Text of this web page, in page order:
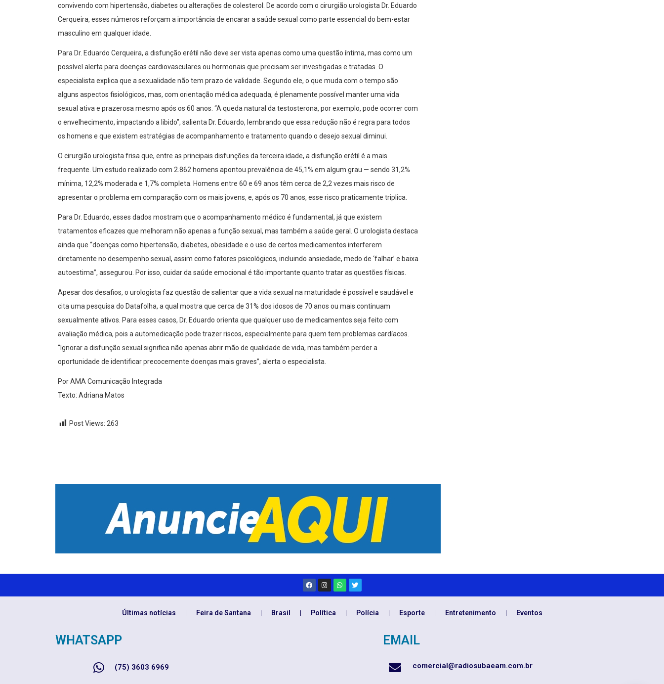
convivendo com hipertensão, diabetes ou alterações de colesterol. De acordo com o cirurgião urologista Dr. Eduardo
Cerqueira, esses números reforçam a importância de encarar a saúde sexual como parte essencial do bem-estar
masculino em qualquer idade.
Para Dr. Eduardo Cerqueira, a disfunção erétil não deve ser vista apenas como uma questão íntima, mas como um
possível alerta para doenças cardiovasculares ou hormonais que precisam ser investigadas e tratadas. O
especialista explica que a sexualidade não tem prazo de validade. Segundo ele, o que muda com o tempo são
alguns aspectos fisiológicos, mas, com orientação médica adequada, é plenamente possível manter uma vida
sexual ativa e prazerosa mesmo após os 60 anos. “A queda natural da testosterona, por exemplo, pode ocorrer com
o envelhecimento, impactando a libido”, salienta Dr. Eduardo, lembrando que essa redução não é regra para todos
os homens e que existem estratégias de acompanhamento e tratamento quando o desejo sexual diminui.
O cirurgião urologista frisa que, entre as principais disfunções da terceira idade, a disfunção erétil é a mais
frequente. Um estudo realizado com 2.862 homens apontou prevalência de 45,1% em algum grau — sendo 31,2%
mínima, 12,2% moderada e 1,7% completa. Homens entre 60 e 69 anos têm cerca de 2,2 vezes mais risco de
apresentar o problema em comparação com os mais jovens, e, após os 70 anos, esse risco praticamente triplica.
Para Dr. Eduardo, esses dados mostram que o acompanhamento médico é fundamental, já que existem
tratamentos eficazes que melhoram não apenas a função sexual, mas também a saúde geral. O urologista destaca
ainda que “doenças como hipertensão, diabetes, obesidade e o uso de certos medicamentos interferem
diretamente no desempenho sexual, assim como fatores psicológicos, incluindo ansiedade, medo de ‘falhar’ e baixa
autoestima”, assegurou. Por isso, cuidar da saúde emocional é tão importante quanto tratar as questões físicas.
Apesar dos desafios, o urologista faz questão de salientar que a vida sexual na maturidade é possível e saudável e
cita uma pesquisa do Datafolha, a qual mostra que cerca de 31% dos idosos de 70 anos ou mais continuam
sexualmente ativos. Para esses casos, Dr. Eduardo orienta que qualquer uso de medicamentos seja feito com
avaliação médica, pois a automedicação pode trazer riscos, especialmente para quem tem problemas cardíacos.
“Ignorar a disfunção sexual significa não apenas abrir mão de qualidade de vida, mas também perder a
oportunidade de identificar precocemente doenças mais graves”, alerta o especialista.
Por AMA Comunicação Integrada
Texto: Adriana Matos
Post Views: 263
Últimas notícias Feira de Santana Brasil Política Polícia Esporte Entretenimento Eventos
WHATSAPP
(75) 3603 6969
EMAIL
comercial@radiosubaeam.com.br